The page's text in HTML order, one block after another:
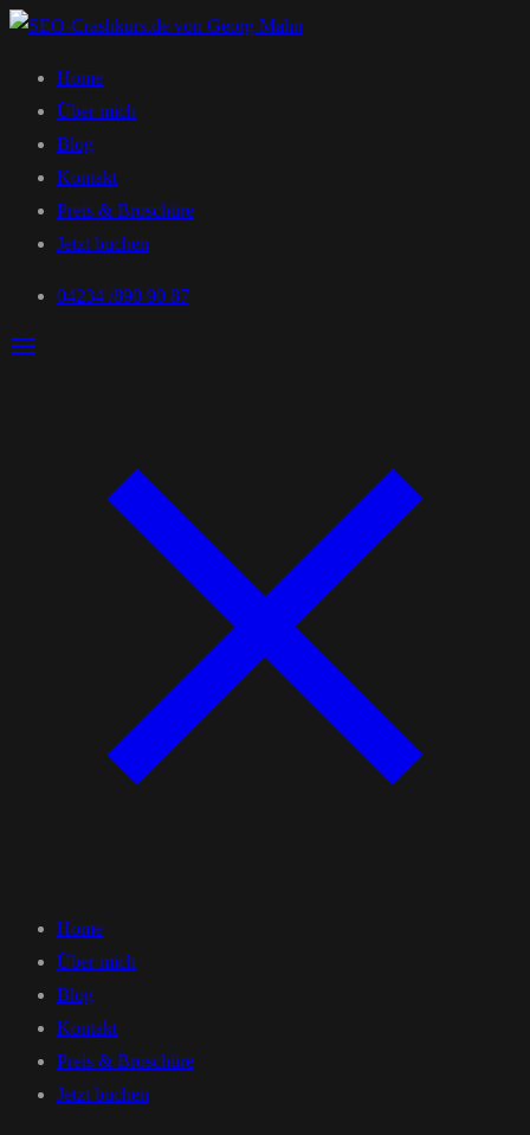
Home
Über mich
Blog
Kontakt
Preis & Broschüre
Jetzt buchen
04234 /890 90 87
Home
Über mich
Blog
Kontakt
Preis & Broschüre
Jetzt buchen